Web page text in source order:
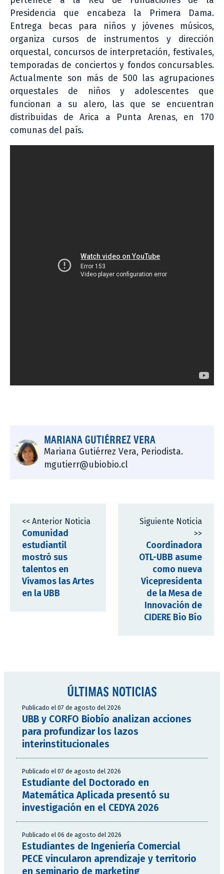
Presidencia que encabeza la Primera Dama.
Entrega becas para niños y jóvenes músicos,
organiza cursos de instrumentos y dirección
orquestal, concursos de interpretación, festivales,
temporadas de conciertos y fondos concursables.
Actualmente son más de 500 las agrupaciones
orquestales de niños y adolescentes que
funcionan a su alero, las que se encuentran
distribuidas de Arica a Punta Arenas, en 170
comunas del país.
MARIANA GUTIÉRREZ VERA
Mariana Gutiérrez Vera, Periodista.
mgutierr@ubiobio.cl
<< Anterior Noticia
Comunidad
estudiantil
mostró sus
talentos en
Vivamos las Artes
en la UBB
Siguiente Noticia
>>
Coordinadora
OTL-UBB asume
como nueva
Vicepresidenta
de la Mesa de
Innovación de
CIDERE Bio Bío
ÚLTIMAS NOTICIAS
Publicado el 07 de agosto del 2026
UBB y CORFO Biobío analizan acciones
para profundizar los lazos
interinstitucionales
Publicado el 07 de agosto del 2026
Estudiante del Doctorado en
Matemática Aplicada presentó su
investigación en el CEDYA 2026
Publicado el 06 de agosto del 2026
Estudiantes de Ingeniería Comercial
PECE vincularon aprendizaje y territorio
en seminario de marketing